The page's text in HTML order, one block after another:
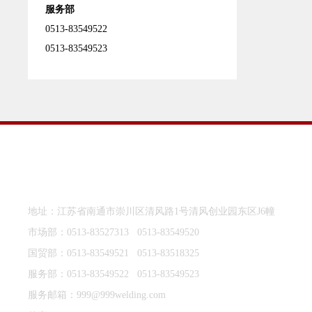
服务部
0513-83549522
0513-83549523
地址：江苏省南通市崇川区清风路1号清风创业园东区J6幢
市场部： 0513-83527313
0513-83549520
国贸部： 0513-83549521
0513-83518325
服务部： 0513-83549522
0513-83549523
服务邮箱：999@999welding.com